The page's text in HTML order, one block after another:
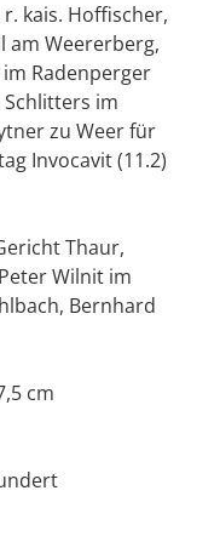
r. kais. Hoffischer,
am Weererberg,
Radenperger
im
zu Weer für
Invocavit (11.2)
Thaur,
Wilnit im
Bernhard
cm